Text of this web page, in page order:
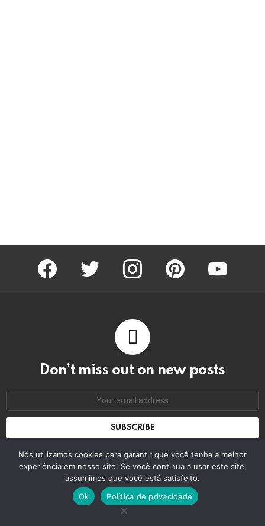
facebook twitter instagram pinterest youtube
Don’t miss out on new posts
© 2026 by bring the pixel. Remember to change this
Contact us
Nós utilizamos cookies para garantir que você tenha a melhor
experiência em nosso site. Se você continua a usar este site,
assumimos que você está satisfeito.
Ok
Política de privacidade